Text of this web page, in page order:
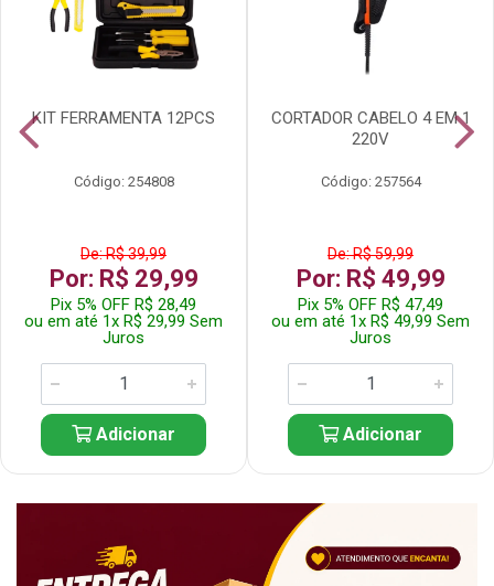
KIT FERRAMENTA 12PCS
Código: 254808
De: R$ 39,99
Por: R$ 29,99
Pix 5% OFF R$ 28,49
ou em até 1x R$ 29,99 Sem
Juros
Adicionar
CORTADOR CABELO 4 EM 1
220V
Código: 257564
De: R$ 59,99
Por: R$ 49,99
Pix 5% OFF R$ 47,49
ou em até 1x R$ 49,99 Sem
Juros
Adicionar